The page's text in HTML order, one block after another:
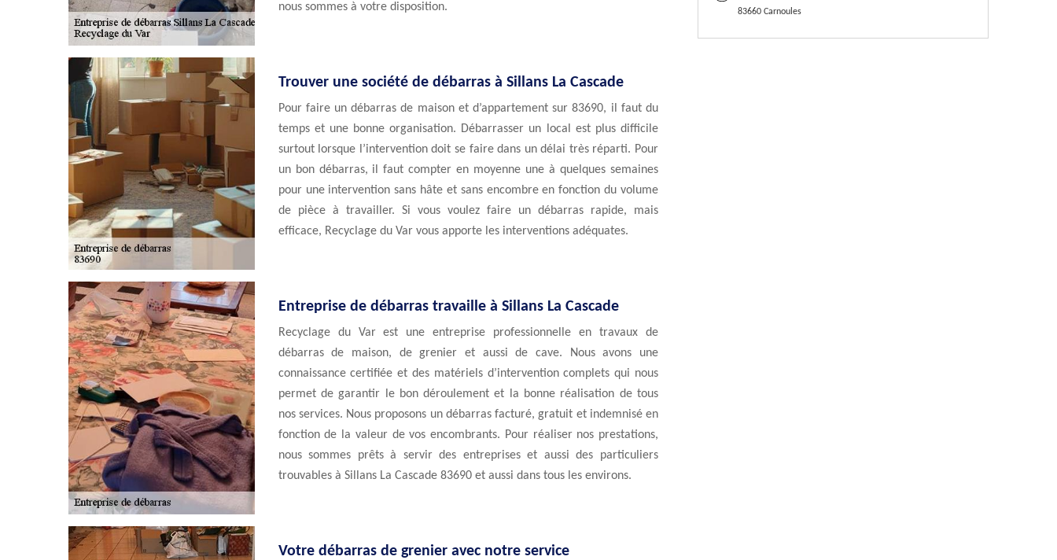
nous sommes à votre disposition.
Trouver une société de débarras à Sillans La Cascade
Pour faire un débarras de maison et d’appartement sur 83690, il faut du
temps et une bonne organisation. Débarrasser un local est plus difficile
surtout lorsque l’intervention doit se faire dans un délai très réparti. Pour
un bon débarras, il faut compter en moyenne une à quelques semaines
pour une intervention sans hâte et sans encombre en fonction du volume
de pièce à travailler. Si vous voulez faire un débarras rapide, mais
efficace, Recyclage du Var vous apporte les interventions adéquates.
Entreprise de débarras travaille à Sillans La Cascade
Recyclage du Var est une entreprise professionnelle en travaux de
débarras de maison, de grenier et aussi de cave. Nous avons une
connaissance certifiée et des matériels d’intervention complets qui nous
permet de garantir le bon déroulement et la bonne réalisation de tous
nos services. Nous proposons un débarras facturé, gratuit et indemnisé en
fonction de la valeur de vos encombrants. Pour réaliser nos prestations,
nous sommes prêts à servir des entreprises et aussi des particuliers
trouvables à Sillans La Cascade 83690 et aussi dans tous les environs.
Votre débarras de grenier avec notre service
83660 Carnoules